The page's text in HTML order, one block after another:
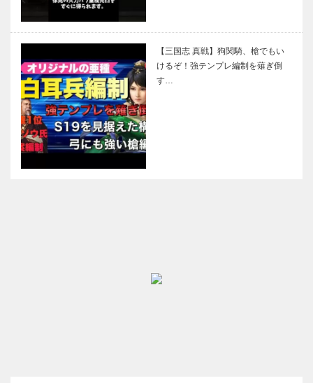
【三国志 真戦】狗関騎、槍でもい
けるぞ！強テンプレ編制を薙ぎ倒
す…